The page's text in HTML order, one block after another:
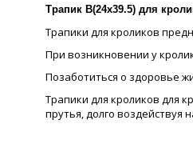
Трапик В(24х39.5) для
Трапики для кроликов
При возникновении у
Позаботиться о здоровье
Трапики для кроликов для
прутья, долго